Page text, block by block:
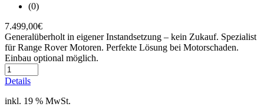
(0)
7.499,00€
Generalüberholt in eigener Instandsetzung – kein Zukauf. Spezialist
für Range Rover Motoren. Perfekte Lösung bei Motorschaden.
Einbau optional möglich.
Details
inkl. 19 % MwSt.